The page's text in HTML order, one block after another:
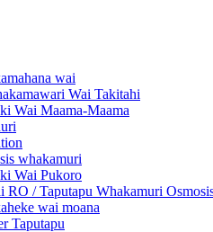
wai
Wai Takitahi
Wai Maama-Maama
whakamuri
Wai Pukoro
RO / Taputapu Whakamuri
wai moana
Taputapu